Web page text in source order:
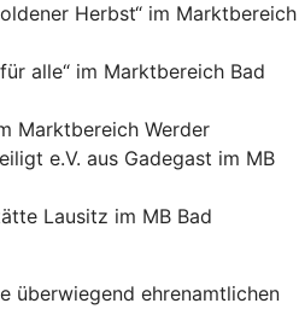
Herbst“ im Marktbereich
alle“ im Marktbereich Bad
Marktbereich Werder
e.V. aus Gadegast im MB
Lausitz im MB Bad
überwiegend ehrenamtlichen